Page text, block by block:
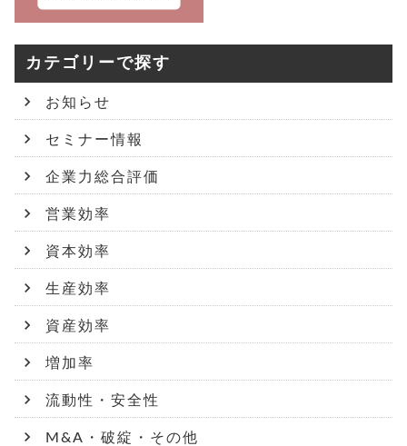
カテゴリーで探す
お知らせ
セミナー情報
企業力総合評価
営業効率
資本効率
生産効率
資産効率
増加率
流動性・安全性
M&A・破綻・その他